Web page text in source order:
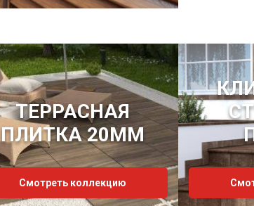
ТЕРРАСНАЯ
ПЛИТКА 20ММ
Смотреть коллекцию